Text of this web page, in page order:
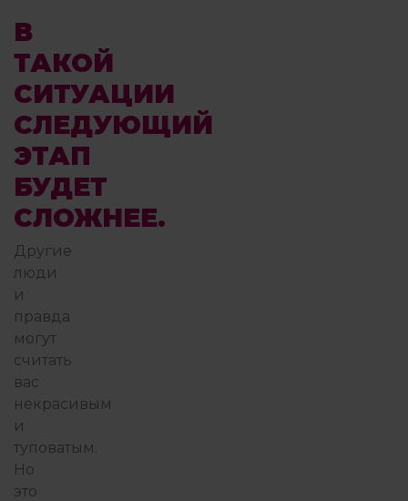
В
ТАКОЙ
СИТУАЦИИ
СЛЕДУЮЩИЙ
ЭТАП
БУДЕТ
СЛОЖНЕЕ.
Другие
люди
и
правда
могут
считать
вас
некрасивым
и
туповатым.
Но
это